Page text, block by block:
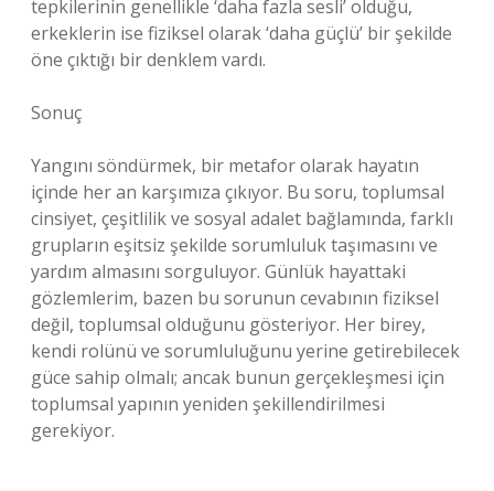
tepkilerinin genellikle ‘daha fazla sesli’ olduğu,
erkeklerin ise fiziksel olarak ‘daha güçlü’ bir şekilde
öne çıktığı bir denklem vardı.
Sonuç
Yangını söndürmek, bir metafor olarak hayatın
içinde her an karşımıza çıkıyor. Bu soru, toplumsal
cinsiyet, çeşitlilik ve sosyal adalet bağlamında, farklı
grupların eşitsiz şekilde sorumluluk taşımasını ve
yardım almasını sorguluyor. Günlük hayattaki
gözlemlerim, bazen bu sorunun cevabının fiziksel
değil, toplumsal olduğunu gösteriyor. Her birey,
kendi rolünü ve sorumluluğunu yerine getirebilecek
güce sahip olmalı; ancak bunun gerçekleşmesi için
toplumsal yapının yeniden şekillendirilmesi
gerekiyor.